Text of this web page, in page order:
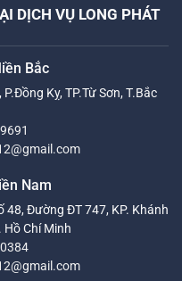
DỊCH VỤ LONG PHÁT
Bắc
Kỵ, TP.Từ Sơn, T.Bắc
Nam
48, Đường ĐT 747, KP. Khánh
Hồ Chí Minh